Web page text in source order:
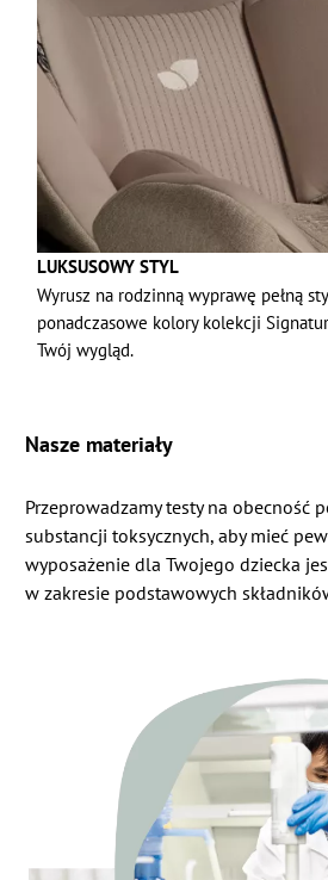
LUKSUSOWY STYL
Wyrusz na rodzinną wyprawę pełną
ponadczasowe kolory kolekcji
Twój wygląd.
Nasze materiały
Przeprowadzamy testy na obecność
substancji toksycznych, aby mieć
wyposażenie dla Twojego dziecka
w zakresie podstawowych